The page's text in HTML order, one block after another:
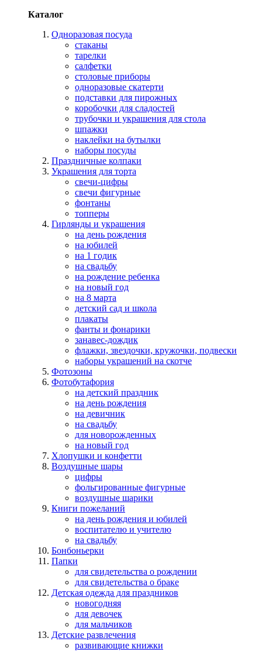
Каталог
Одноразовая посуда
стаканы
тарелки
салфетки
столовые приборы
одноразовые скатерти
подставки для пирожных
коробочки для сладостей
трубочки и украшения для стола
шпажки
наклейки на бутылки
наборы посуды
Праздничные колпаки
Украшения для торта
свечи-цифры
свечи фигурные
фонтаны
топперы
Гирлянды и украшения
на день рождения
на юбилей
на 1 годик
на свадьбу
на рождение ребенка
на новый год
на 8 марта
детский сад и школа
плакаты
фанты и фонарики
занавес-дождик
флажки, звездочки, кружочки, подвески
наборы украшений на скотче
Фотозоны
Фотобутафория
на детский праздник
на день рождения
на девичник
на свадьбу
для новорожденных
на новый год
Хлопушки и конфетти
Воздушные шары
цифры
фольгированные фигурные
воздушные шарики
Книги пожеланий
на день рождения и юбилей
воспитателю и учителю
на свадьбу
Бонбоньерки
Папки
для свидетельства о рождении
для свидетельства о браке
Детская одежда для праздников
новогодняя
для девочек
для мальчиков
Детские развлечения
развивающие книжки